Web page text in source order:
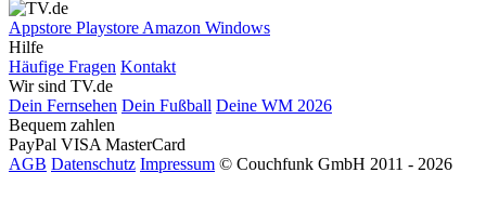
Appstore Playstore Amazon Windows
Hilfe
Häufige Fragen Kontakt
Wir sind TV.de
Dein Fernsehen Dein Fußball Deine WM 2026
Bequem zahlen
PayPal VISA MasterCard
AGB Datenschutz Impressum © Couchfunk GmbH 2011 - 2026